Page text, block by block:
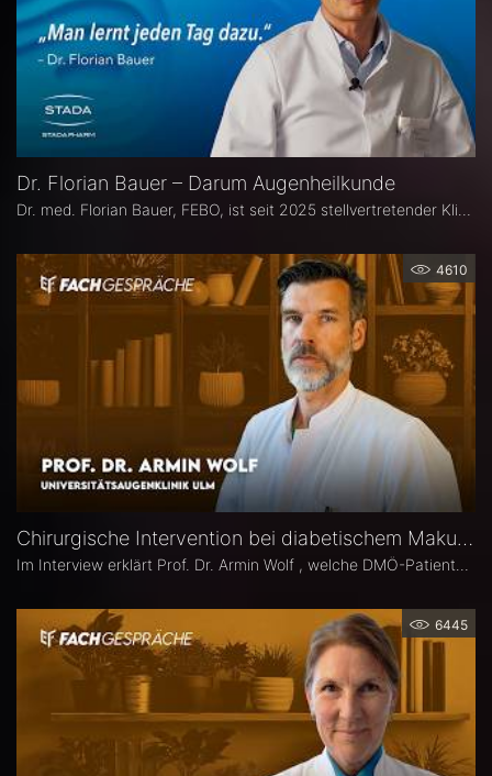
Dr. Florian Bauer – Darum Augenheilkunde
4610
Chirurgische Intervention bei diabetischem Makulaödem – Prof. Dr. Armin Wolf
6445